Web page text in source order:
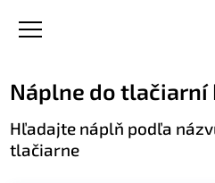
Náplne do tlačiarní
Hľadajte náplň podľa
tlačiarne